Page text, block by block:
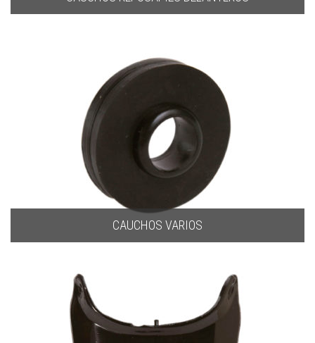
CAUCHOS VARIOS